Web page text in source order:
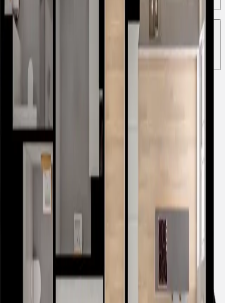
Dla kogo przeznaczona jest inwestycja Bulwary
I3.E.08.03
Bulwary Praskie, Warszawa
Cena za m
24 600,00 zł/m
Szczegóły i historia ceny
Brak wybranych dodatków
3 393 078,00 zł